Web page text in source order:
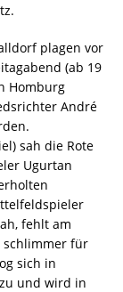
plagen vor
(ab 19
Homburg
André
sah die Rote
Ugurtan
fehlt am
schlimmer für
sich in
und wird in